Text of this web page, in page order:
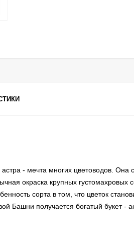
- мечта многих цветоводов.
окраска крупных густомахровых
сорта в том, что цветок
Башни получается богатый букет -